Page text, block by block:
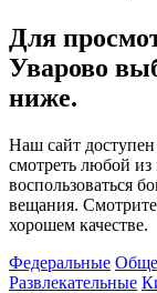
Для
Уварово
ниже.
Наш сайт
смотреть любой
воспользоваться
вещания.
хорошем качестве.
Федеральные
Развлекательные